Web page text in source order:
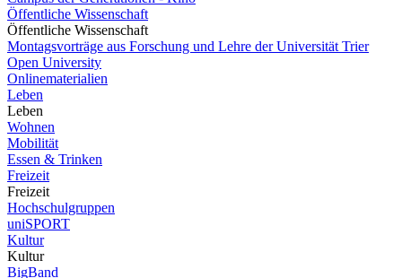
Öffentliche Wissenschaft
Öffentliche Wissenschaft
Montagsvorträge aus Forschung und Lehre der Universität Trier
Open University
Onlinematerialien
Leben
Leben
Wohnen
Mobilität
Essen & Trinken
Freizeit
Freizeit
Hochschulgruppen
uniSPORT
Kultur
Kultur
BigBand